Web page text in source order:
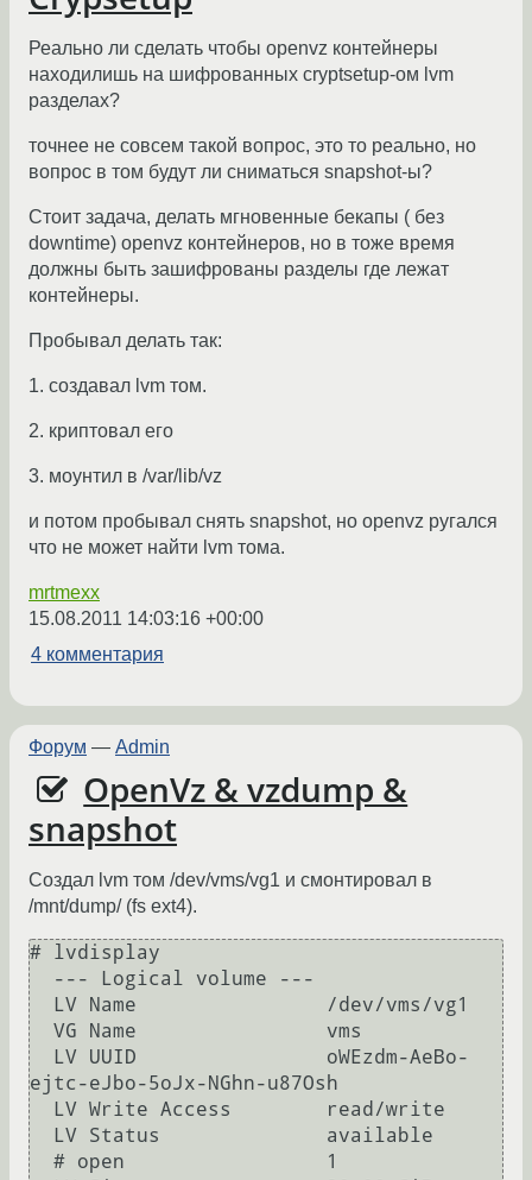
Реально ли сделать чтобы openvz контейнеры
находилишь на шифрованных cryptsetup-ом lvm
разделах?
точнее не совсем такой вопрос, это то реально, но
вопрос в том будут ли сниматься snapshot-ы?
Стоит задача, делать мгновенные бекапы ( без
downtime) openvz контейнеров, но в тоже время
должны быть зашифрованы разделы где лежат
контейнеры.
Пробывал делать так:
1. создавал lvm том.
2. криптовал его
3. моунтил в /var/lib/vz
и потом пробывал снять snapshot, но openvz ругался
что не может найти lvm тома.
mrtmexx
15.08.2011 14:03:16 +00:00
4 комментария
Форум — Admin
OpenVz & vzdump &
snapshot
Создал lvm том /dev/vms/vg1 и смонтировал в
/mnt/dump/ (fs ext4).
# lvdisplay
ejtc-eJbo-5oJx-NGhn-u87Osh